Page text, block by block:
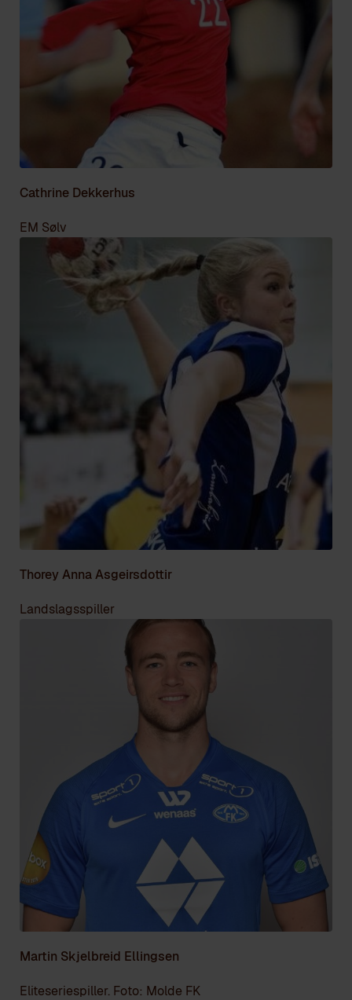
Cathrine Dekkerhus
EM Sølv
Thorey Anna Asgeirsdottir
Landslagsspiller
Martin Skjelbreid Ellingsen
Eliteseriespiller. Foto: Molde FK